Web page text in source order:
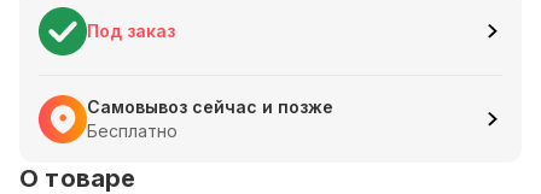
Под заказ
Самовывоз сейчас и позже
Бесплатно
О товаре